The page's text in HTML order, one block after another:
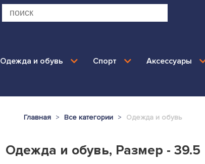
Одежда и обувь Спорт Аксессуары
Главная Все категории Одежда и обувь
Одежда и обувь, Размер - 39.5